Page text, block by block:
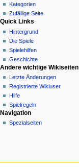
g
a
o
n
s
m
e
n
ü
Quelltext
anzeigen
Versionsgeschichte
Kategorien
Zufällige Seite
Quick Links
Hintergrund
Die Spiele
Spielehilfen
Geschichte
Andere wichtige Wikiseiten
Letzte Änderungen
Registrierte Wikiuser
Hilfe
Spielregeln
Werkzeuge
Links
Navigation
Spezialseiten
Wiki Navigation